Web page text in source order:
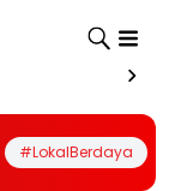
#LokalBerdaya